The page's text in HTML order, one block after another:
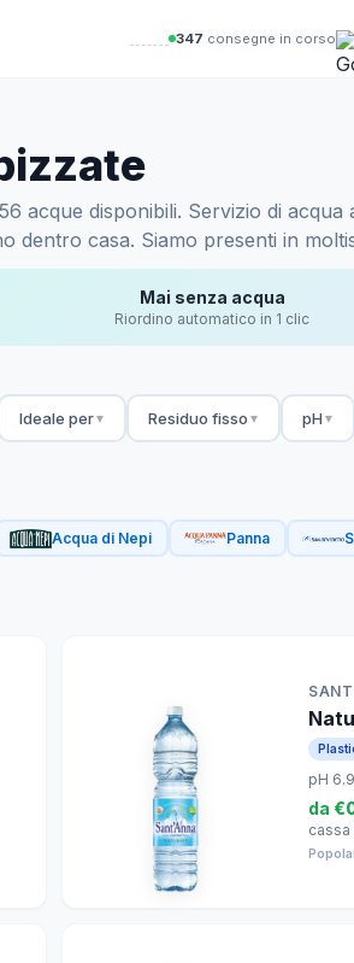
346 consegne in corso
acque disponibili. Servizio di
dentro casa. Siamo presenti in
Mai senza acqua
Riordino automatico in 1 clic
Ideale per▼ Residuo fisso ▼ pH ▼
Acqua di Nepi Panna
pH 6.9
da
cassa